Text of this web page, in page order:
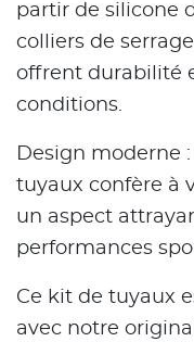
partir de silicone
colliers de
offrent durabilité
conditions.
Design moderne
tuyaux confère à
un aspect
performances
Ce kit de tuyaux
avec notre